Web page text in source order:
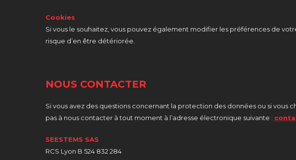
Cookies
Si vous le souhaitez, vous pouvez également modifier les préférences de
risque d’en être détériorée.
NOUS CONTACTER
Si vous avez des questions concernant la protection des données ou si vous
pas à nous contacter à tout moment à l’adresse électronique suivante :
SEESTEMS SAS
RCS Lyon B 524 832 284